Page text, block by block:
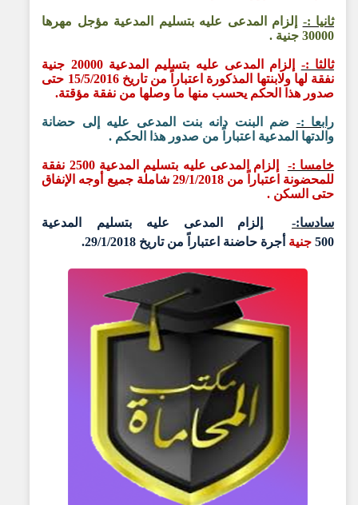
ثانيا :- إلزام المدعى عليه بتسليم المدعية مؤجل مهرها
30000 جنية .
ثالثا :-
إلزام المدعى عليه بتسليم المدعية 20000 جنية
نفقة لها ولابنتها المذكورة اعتباراً من تاريخ 15/5/2016 حتى
صدور هذا الحكم يحسب منها ما وصلها من نفقة مؤقتة.
رابعا :- ضم البنت دانه بنت المدعى عليه إلى حضانة
والدتها المدعية اعتباراً من صدور هذا الحكم .
خامسا :-
إلزام المدعى عليه بتسليم المدعية 2500 نفقة
للمحضونة اعتباراً من 29/1/2018 شاملة جميع أوجه الإنفاق
حتى السكن .
سادسا:-
إلزام المدعى عليه بتسليم المدعية
500 جنية أجرة حاضنة اعتباراً من تاريخ 29/1/2018.